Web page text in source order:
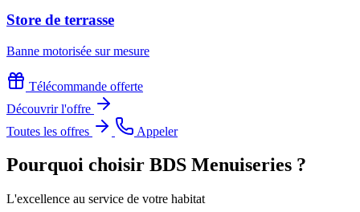
Store de terrasse
Banne motorisée sur mesure
Télécommande offerte
Découvrir l'offre
Toutes les offres
Appeler
Pourquoi choisir BDS Menuiseries ?
L'excellence au service de votre habitat